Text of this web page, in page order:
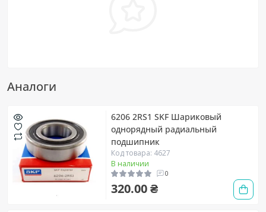
Аналоги
6206 2RS1 SKF Шариковый
однорядный радиальный
подшипник
Код товара: 4627
В наличии
0
320.00 ₴